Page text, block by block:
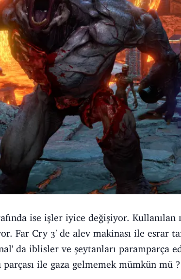
ise işler iyice değişiyor.
Far Cry 3' de alev makinası ile esrar
da iblisler ve şeytanları paramparça
parçası ile gaza gelmemek mümkün mü ?